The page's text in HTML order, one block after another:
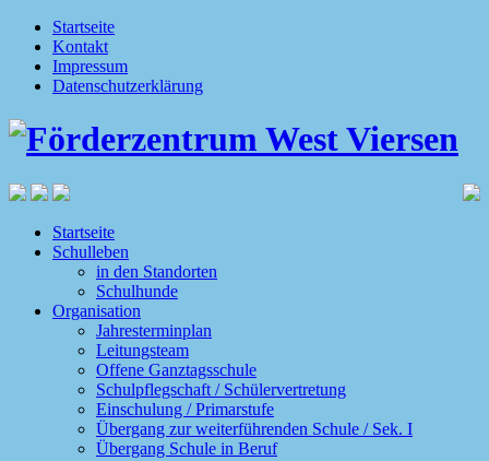
Startseite
Kontakt
Impressum
Datenschutzerklärung
Startseite
Schulleben
in den Standorten
Schulhunde
Organisation
Jahresterminplan
Leitungsteam
Offene Ganztagsschule
Schulpflegschaft / Schülervertretung
Einschulung / Primarstufe
Übergang zur weiterführenden Schule / Sek. I
Übergang Schule in Beruf